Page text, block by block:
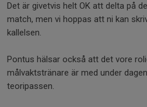
Det är givetvis helt OK att delta på
match, men vi hoppas att ni kan
kallelsen.
Pontus hälsar också att det vore
målvaktstränare är med under
teoripassen.